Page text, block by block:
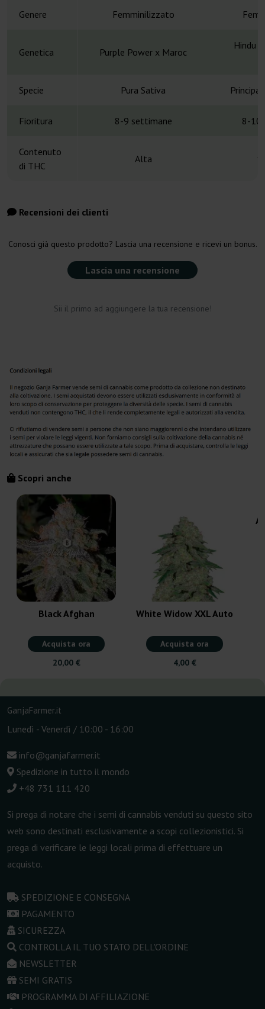
Genere Femminilizzato
Genetica Purple Power x Maroc
Hindu
Specie Pura Sativa
Fioritura 8-9 settimane 8-10
Contenuto
di THC
Alta
Recensioni dei clienti
Conosci già questo prodotto? Lascia una recensione e ricevi un bonus.
Lascia una recensione
Sii il primo ad aggiungere la tua recensione!
Scopri anche
Black Afghan
Acquista ora
20,00 €
White Widow XXL Auto
Acquista ora
4,00 €
GanjaFarmer.it
Lunedì - Venerdì / 10:00 - 16:00
info@ganjafarmer.it
Spedizione in tutto il mondo
+48 731 111 420
Si prega di notare che i semi di cannabis venduti su questo sito
web sono destinati esclusivamente a scopi collezionistici. Si
prega di verificare le leggi locali prima di effettuare un
acquisto.
SPEDIZIONE E CONSEGNA
PAGAMENTO
SICUREZZA
CONTROLLA IL TUO STATO DELL'ORDINE
NEWSLETTER
SEMI GRATIS
PROGRAMMA DI AFFILIAZIONE